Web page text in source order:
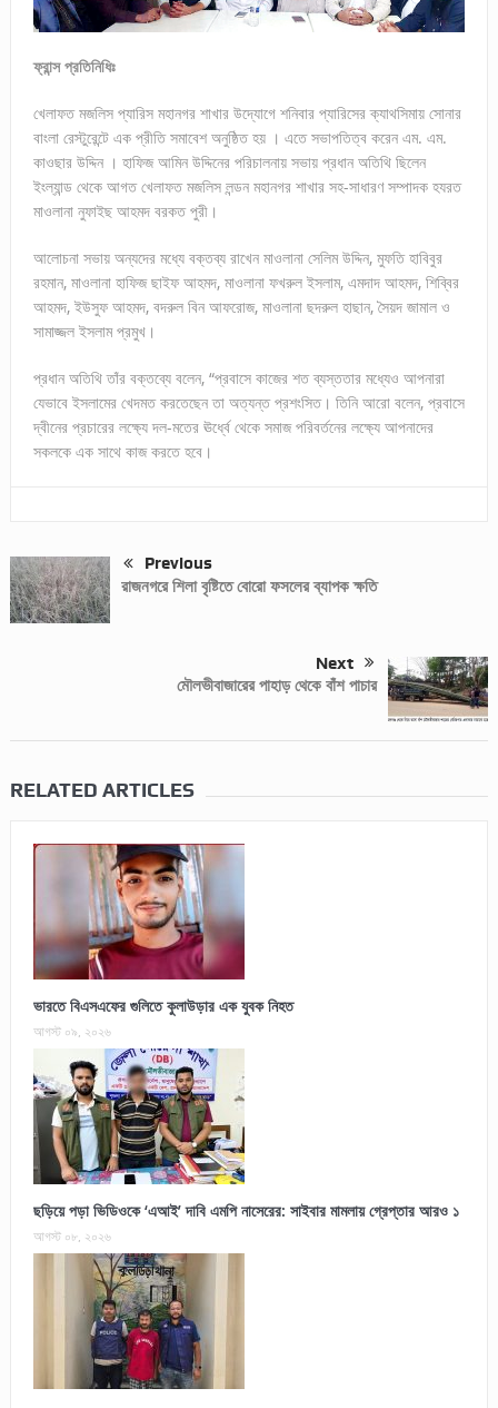
ফ্রান্স প্রতিনিধিঃ
খেলাফত মজলিস প্যারিস মহানগর শাখার উদ্যোগে শনিবার প্যারিসের ক্যাথসিমায় সোনার
বাংলা রেস্টুরেন্টে এক প্রীতি সমাবেশ অনুষ্ঠিত হয় । এতে সভাপতিত্ব করেন এম. এম.
কাওছার উদ্দিন । হাফিজ আমিন উদ্দিনের পরিচালনায় সভায় প্রধান অতিথি ছিলেন
ইংল্যান্ড থেকে আগত খেলাফত মজলিস লন্ডন মহানগর শাখার সহ-সাধারণ সম্পাদক হযরত
মাওলানা নুফাইছ আহমদ বরকত পুরী।
আলোচনা সভায় অন্যদের মধ্যে বক্তব্য রাখেন মাওলানা সেলিম উদ্দিন, মুফতি হাবিবুর
রহমান, মাওলানা হাফিজ ছাইফ আহমদ, মাওলানা ফখরুল ইসলাম, এমদাদ আহমদ, শিব্বির
আহমদ, ইউসুফ আহমদ, বদরুল বিন আফরোজ, মাওলানা ছদরুল হাছান, সৈয়দ জামাল ও
সামাজ্জল ইসলাম প্রমুখ।
প্রধান অতিথি তাঁর বক্তব্যে বলেন, “প্রবাসে কাজের শত ব্যস্ততার মধ্যেও আপনারা
যেভাবে ইসলামের খেদমত করতেছেন তা অত্যন্ত প্রশংসিত। তিনি আরো বলেন, প্রবাসে
দ্বীনের প্রচারের লক্ষ্যে দল-মতের ঊর্ধ্বে থেকে সমাজ পরিবর্তনের লক্ষ্যে আপনাদের
সকলকে এক সাথে কাজ করতে হবে।
Previous
রাজনগরে শিলা বৃষ্টিতে বোরো ফসলের ব্যাপক ক্ষতি
Next
মৌলভীবাজারের পাহাড় থেকে বাঁশ পাচার
RELATED ARTICLES
ভারতে বিএসএফের গুলিতে কুলাউড়ার এক যুবক নিহত
আগস্ট ০৯, ২০২৬
ছড়িয়ে পড়া ভিডিওকে ‘এআই’ দাবি এমপি নাসেরের: সাইবার মামলায় গ্রেপ্তার আরও ১
আগস্ট ০৮, ২০২৬